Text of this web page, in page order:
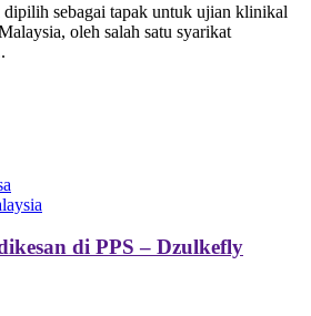
sebagai tapak untuk ujian klinikal
oleh salah satu syarikat
di PPS – Dzulkefly